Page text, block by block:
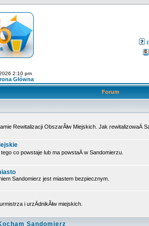
2:10 pm
Główna
Forum
Rewitalizacji ObszarĂłw Miejskich. Jak rewitalizowaÄ
co powstaje lub ma powstaÄ w Sandomierzu.
Sandomierz jest miastem bezpiecznym.
i urzÄdnikĂłw miejskich.
Sandomierz